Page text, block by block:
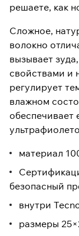
решаете, как
Сложное,
волокно
вызывает
свойствами и
регулирует
влажном
обеспечивает
материал
безопасный
внутри
размеры